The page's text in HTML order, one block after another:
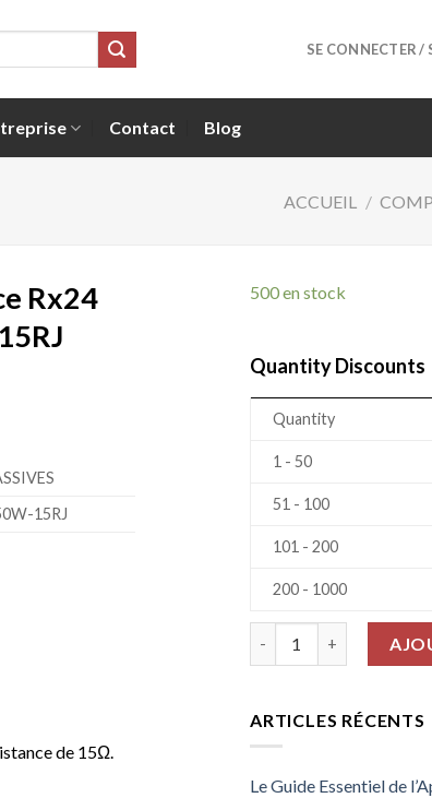
SE CONNECTER /
Contact Blog
ACCUEIL /
Rx24
15RJ
de 15Ω.
500 en stock
Quantity Discounts
Quantity
1 - 50
51 - 100
101 - 200
200 - 1000
ARTICLES RÉCENTS
Le Guide Essentiel de